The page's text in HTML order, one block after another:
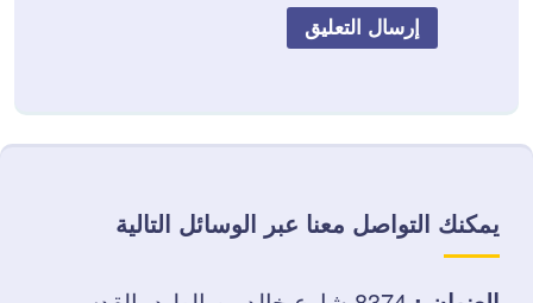
يمكنك التواصل معنا عبر الوسائل التالية